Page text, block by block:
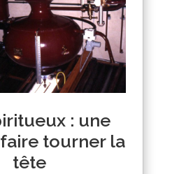
: une
tourner la
tête